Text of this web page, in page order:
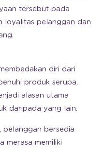
tersebut pada
loyalitas pelanggan dan
diri dari
produk serupa,
alasan utama
daripada yang lain.
pelanggan bersedia
merasa memiliki